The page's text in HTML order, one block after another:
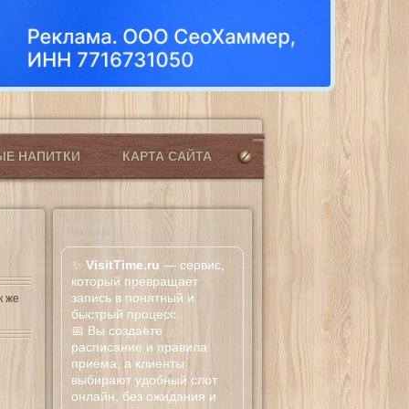
НАПИТКИ КАРТА САЙТА
же
✨ VisitTime.ru — сервис,
который превращает
запись в понятный и
быстрый процесс.
📅 Вы создаёте
расписание и правила
приёма, а клиенты
выбирают удобный слот
онлайн, без ожидания и